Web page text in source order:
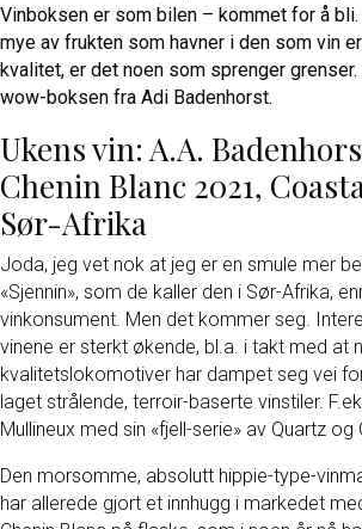
Vinboksen er som bilen – kommet for å
mye av frukten som havner i den som vin
kvalitet, er det noen som sprenger
wow-boksen fra Adi Badenhorst.
Ukens vin: A.A.
Chenin Blanc 2021,
Sør-Afrika
Joda, jeg vet nok at jeg er en smule mer
«Sjennin», som de kaller den i Sør-Afrika,
vinkonsument. Men det kommer seg.
vinene er sterkt økende, bl.a. i takt med at
kvalitetslokomotiver har dampet seg vei
laget strålende, terroir-baserte vinstiler.
Mullineux med sin «fjell-serie» av Quartz og
Den morsomme, absolutt hippie-type-
har allerede gjort et innhugg i markedet